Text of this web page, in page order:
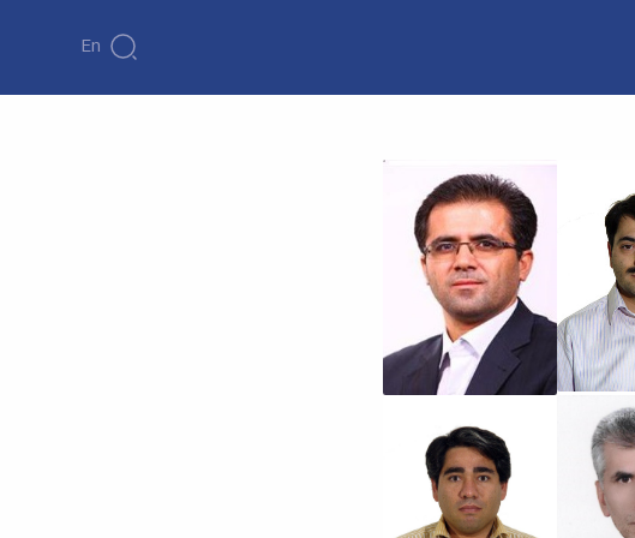
En
اطلاعات
مهندسي
چهارمین مدیر فناوری
اطلاعات
رشته تخصصی:مهندسي